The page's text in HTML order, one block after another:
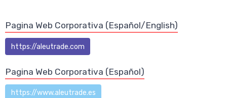
Pagina Web Corporativa (Español/English)
https://aleutrade.com
Pagina Web Corporativa (Español)
https://www.aleutrade.es